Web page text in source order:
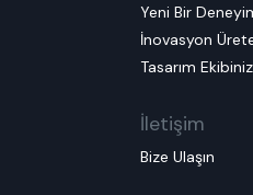
Yeni Bir
İnovasyon
Tasarım
İletişim
Bize Ulaşın